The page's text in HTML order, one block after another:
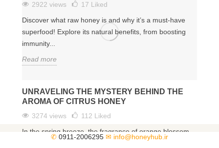
2922 views 17 Liked
Discover what raw honey is and why it’s a must-have
superfood! Explore its natural benefits, from boosting
immunity...
Read more
UNRAVELING THE MYSTERY BEHIND THE
AROMA OF CITRUS HONEY
3274 views 112 Liked
In the spring breeze, the fragrance of orange blossom
enchants the human soul. What could be the secret
✆ 0911-2006295 ✉ info@honeyhub.ir